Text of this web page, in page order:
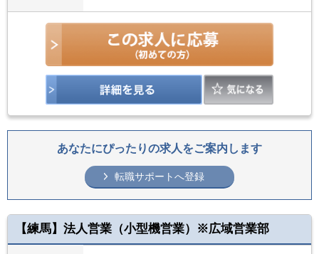
あなたにぴったりの求人をご案内します
転職サポートへ登録
【練馬】法人営業（小型機営業）※広域営業部